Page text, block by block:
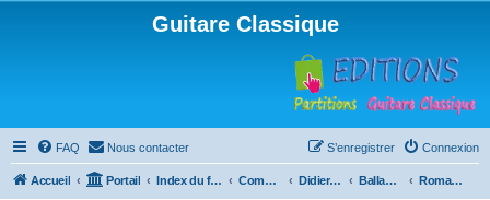
Guitare Classique
FAQ Nous contacter Connexion
S’enregistrer
Accueil Portail Index du forum Compositions Didierland Ballades et autres réveries Romances et ballades